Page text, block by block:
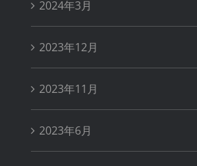
2024年3月
2023年12月
2023年11月
2023年6月